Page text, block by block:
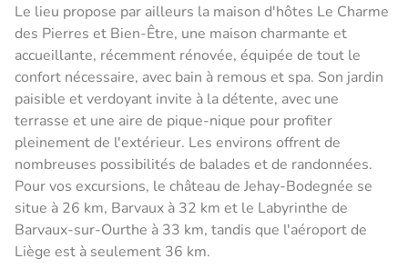
Le lieu propose par ailleurs la maison d'hôtes Le Charme
des Pierres et Bien-Être, une maison charmante et
accueillante, récemment rénovée, équipée de tout le
confort nécessaire, avec bain à remous et spa. Son jardin
paisible et verdoyant invite à la détente, avec une
terrasse et une aire de pique-nique pour profiter
pleinement de l'extérieur. Les environs offrent de
nombreuses possibilités de balades et de randonnées.
Pour vos excursions, le château de Jehay-Bodegnée se
situe à 26 km, Barvaux à 32 km et le Labyrinthe de
Barvaux-sur-Ourthe à 33 km, tandis que l'aéroport de
Liège est à seulement 36 km.